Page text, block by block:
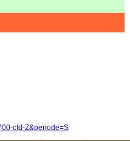
cfd-Z&periode=S